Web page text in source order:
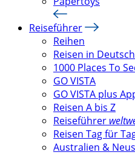
Reiseführer
Reihen
Reisen in
1000 Places To
GO VISTA
GO VISTA plus
Reisen A bis Z
Reiseführer
Reisen Tag für
Australien &